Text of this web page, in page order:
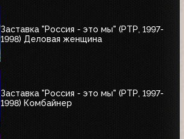
Заставка "Россия - это мы" (РТР, 1997-
1998) Деловая женщина
Заставка "Россия - это мы" (РТР, 1997-
1998) Комбайнер